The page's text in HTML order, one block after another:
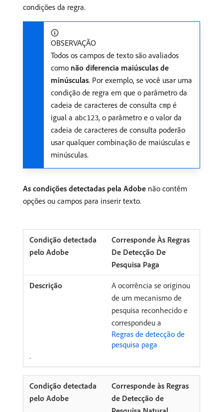
condições da regra.
OBSERVAÇÃO
Todos os campos de texto são avaliados
como não diferencia maiúsculas de
minúsculas. Por exemplo, se você usar uma
condição de regra em que o parâmetro da
cadeia de caracteres de consulta cmp é
igual a abc123, o parâmetro e o valor da
cadeia de caracteres de consulta poderão
usar qualquer combinação de maiúsculas e
minúsculas.
As condições detectadas pela Adobe não contêm
opções ou campos para inserir texto.
Corresponde Às Regras
De Detecção De
Pesquisa Paga
A ocorrência se originou
de um mecanismo de
pesquisa reconhecido e
correspondeu a
Regras de detecção de
pesquisa paga
.
Corresponde às Regras
de Detecção de